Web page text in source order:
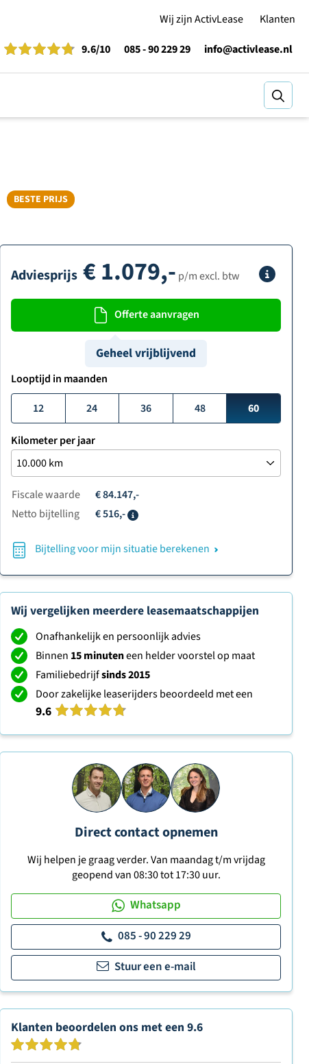
Wij zijn ActivLease
Klanten
9.6/10 085 - 90 229 29 info@activlease.nl
BESTE PRIJS
Adviesprijs €1.079,- p/m excl. btw
Offerte aanvragen
Geheel vrijblijvend
Looptijd in maanden
12
24 36 48 60
Kilometer per jaar
Fiscale waarde
€ 84.147,-
Netto bijtelling
€ 516,-
Bijtelling voor mijn situatie berekenen
Wij vergelijken meerdere leasemaatschappijen
Onafhankelijk en persoonlijk advies
Binnen 15 minuteneen helder voorstel op maat
Familiebedrijfsinds 2015
Door zakelijke leaserijders beoordeeld met een
9.6
Direct contact opnemen
Wij helpen je graag verder. Van maandag t/m vrijdag
geopend van 08:30 tot 17:30 uur.
Whatsapp
085 - 90 229 29
Stuur een e-mail
Klanten beoordelen ons met een 9.6